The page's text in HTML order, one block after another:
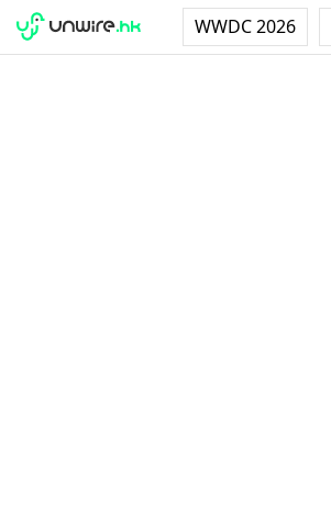
WWDC 2026